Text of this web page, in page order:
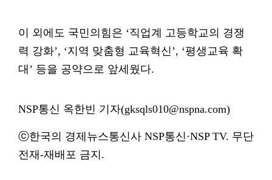
이 외에도 국민의힘은 ‘직업계 고등학교의 경쟁
력 강화’, ‘지역 맞춤형 교육혁신’, ‘평생교육 확
대’ 등을 공약으로 앞세웠다.
NSP통신 옥한빈 기자(gksqls010@nspna.com)
ⓒ한국의 경제뉴스통신사 NSP통신·NSP TV. 무단
전재-재배포 금지.